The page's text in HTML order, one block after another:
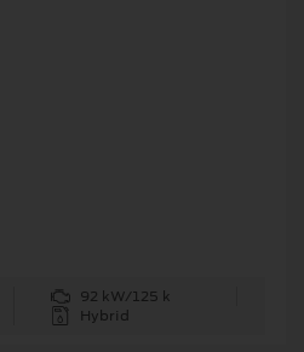
92 kW/125 k
Hybrid